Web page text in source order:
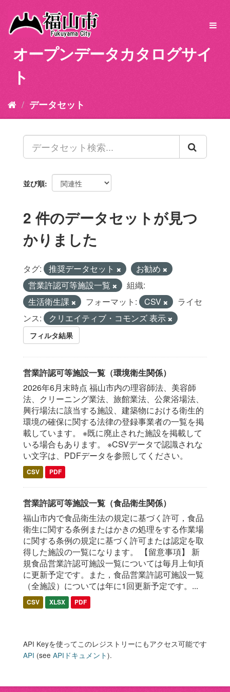
オープンデータカタログサイ
ト
データセット
並び順
2 件のデータセットが見つ
かりました
タグ: 推奨データセット
お勧め
営業許認可等施設一覧
組織:
生活衛生課
フォーマット: CSV
ライセ
ンス:
クリエイティブ・コモンズ 表示
フィルタ結果
営業許認可等施設一覧（環境衛生関係）
2026年6月末時点 福山市内の理容師法、美容師
法、クリーニング業法、旅館業法、公衆浴場法、
興行場法に該当する施設、建築物における衛生的
環境の確保に関する法律の登録事業者の一覧を掲
載しています。 ※既に廃止された施設を掲載して
いる場合もあります。 ※CSVデータで認識されな
い文字は、PDFデータを参照してください。
CSV PDF
営業許認可等施設一覧（食品衛生関係）
福山市内で食品衛生法の規定に基づく許可，食品
衛生に関する条例またはかきの処理をする作業場
に関する条例の規定に基づく許可または認定を取
得した施設の一覧になります。 【留意事項】 新
規食品営業許認可施設一覧については毎月上旬頃
に更新予定です。また，食品営業許認可施設一覧
（全施設）については年に1回更新予定です。...
CSV XLSX PDF
API Keyを使ってこのレジストリーにもアクセス可能です
API (see APIドキュメント).